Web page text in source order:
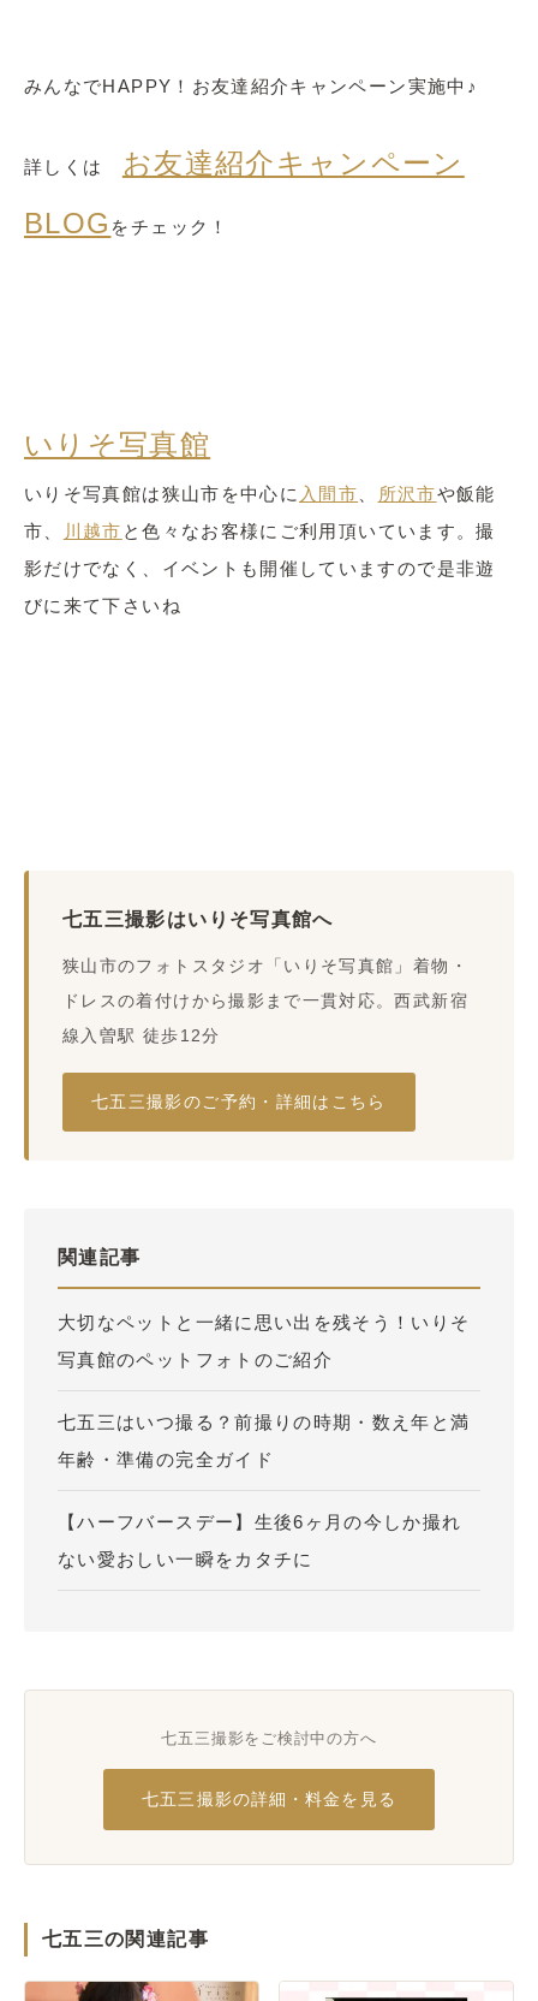
みんなでHAPPY！お友達紹介キャンペーン実施中♪
詳しくは
お友達紹介キャンペーン
BLOG をチェック！
いりそ写真館
いりそ写真館は狭山市を中心に 入間市 所沢市や飯能
市、
川越市 と色々なお客様にご利用頂いています。撮
影だけでなく、イベントも開催していますので是非遊
びに来て下さいね
七五三撮影はいりそ写真館へ
狭山市のフォトスタジオ「いりそ写真館」着物・
ドレスの着付けから撮影まで一貫対応。西武新宿
線入曽駅 徒歩12分
七五三撮影のご予約・詳細はこちら
関連記事
大切なペットと一緒に思い出を残そう！いりそ
写真館のペットフォトのご紹介
七五三はいつ撮る？前撮りの時期・数え年と満
年齢・準備の完全ガイド
【ハーフバースデー】生後6ヶ月の今しか撮れ
ない愛おしい一瞬をカタチに
七五三撮影をご検討中の方へ
七五三撮影の詳細・料金を見る
七五三の関連記事